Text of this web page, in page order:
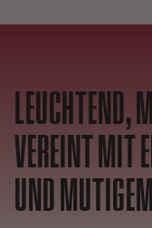
LEUCHTEND,
VEREINT MIT
UND